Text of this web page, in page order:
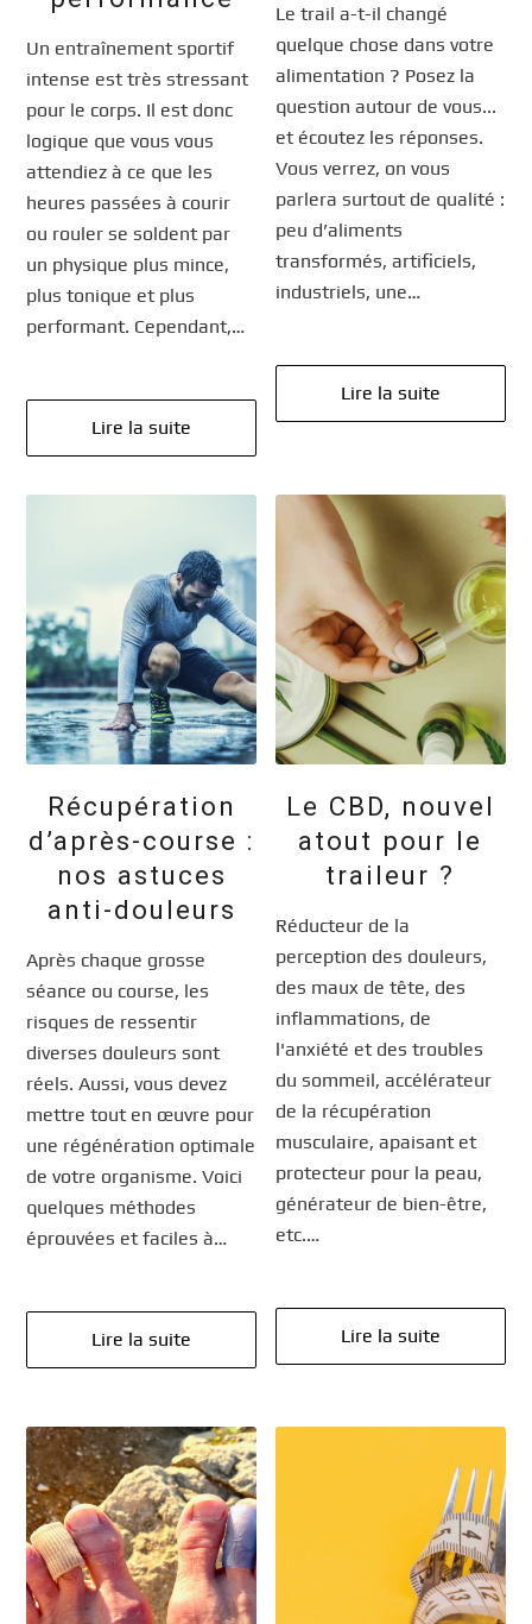
Un entraînement sportif
intense est très stressant
pour le corps. Il est donc
logique que vous vous
attendiez à ce que les
heures passées à courir
ou rouler se soldent par
un physique plus mince,
plus tonique et plus
performant. Cependant,…
Lire la suite
Le trail a-t-il changé
quelque chose dans votre
alimentation ? Posez la
question autour de vous...
et écoutez les réponses.
Vous verrez, on vous
parlera surtout de qualité :
peu d’aliments
transformés, artificiels,
industriels, une…
Lire la suite
Récupération
d’après-course :
nos astuces
anti-douleurs
Après chaque grosse
séance ou course, les
risques de ressentir
diverses douleurs sont
réels. Aussi, vous devez
mettre tout en œuvre pour
une régénération optimale
de votre organisme. Voici
quelques méthodes
éprouvées et faciles à…
Lire la suite
Le CBD, nouvel
atout pour le
traileur ?
Réducteur de la
perception des douleurs,
des maux de tête, des
inflammations, de
l'anxiété et des troubles
du sommeil, accélérateur
de la récupération
musculaire, apaisant et
protecteur pour la peau,
générateur de bien-être,
etc.…
Lire la suite